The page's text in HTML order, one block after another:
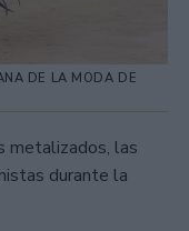
DE LA MODA DE
metalizados, las
durante la